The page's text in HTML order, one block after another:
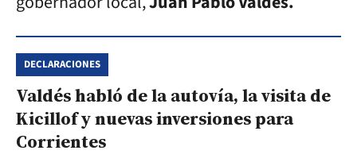
DECLARACIONES
Valdés habló de la autovía, la visita de
Kicillof y nuevas inversiones para
Corrientes